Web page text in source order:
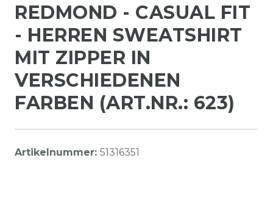
REDMOND - CASUAL FIT
- HERREN SWEATSHIRT
MIT ZIPPER IN
VERSCHIEDENEN
FARBEN (ART.NR.: 623)
Artikelnummer: 51316351